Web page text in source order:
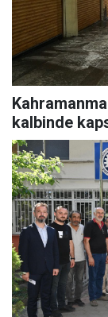
kalbinde